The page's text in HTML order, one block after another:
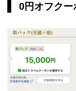
0円オフクー